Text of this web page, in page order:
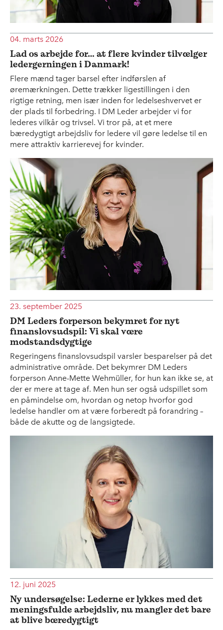
04. marts 2026
Lad os arbejde for… at flere kvinder tilvælger
ledergerningen i Danmark!
Flere mænd tager barsel efter indførslen af
øremærkningen. Dette trækker ligestillingen i den
rigtige retning, men især inden for ledelseshvervet er
der plads til forbedring. I DM Leder arbejder vi for
lederes vilkår og trivsel. Vi tror på, at et mere
bæredygtigt arbejdsliv for ledere vil gøre ledelse til en
mere attraktiv karrierevej for kvinder.
23. september 2025
DM Leders forperson bekymret for nyt
finanslovsudspil: Vi skal være
modstandsdygtige
Regeringens finanslovsudspil varsler besparelser på det
administrative område. Det bekymrer DM Leders
forperson Anne-Mette Wehmüller, for hun kan ikke se, at
der er mere at tage af. Men hun ser også udspillet som
en påmindelse om, hvordan og netop hvorfor god
ledelse handler om at være forberedt på forandring –
både de akutte og de langsigtede.
12. juni 2025
Ny undersøgelse: Lederne er lykkes med det
meningsfulde arbejdsliv, nu mangler det bare
at blive bæredygtigt